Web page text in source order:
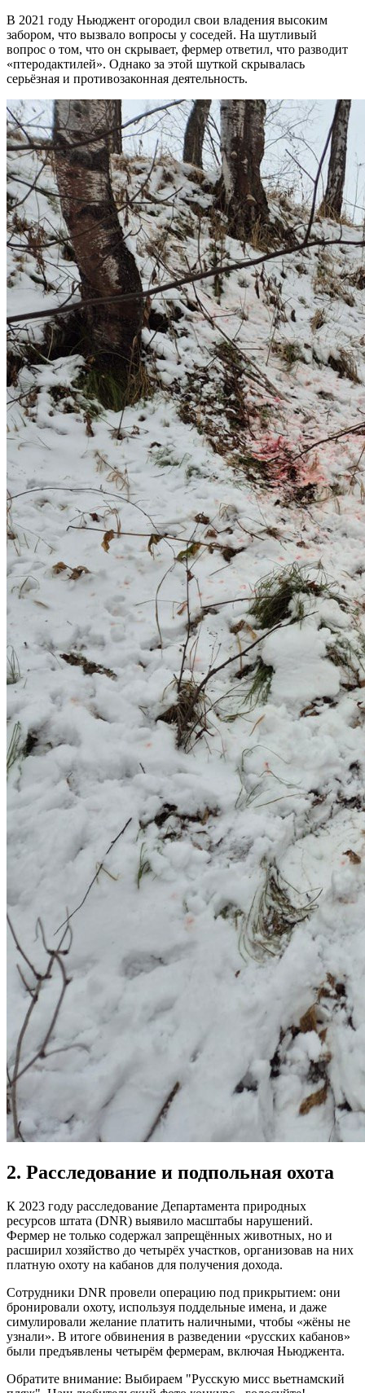
В 2021 году Ньюджент огородил свои владения высоким
забором, что вызвало вопросы у соседей. На шутливый
вопрос о том, что он скрывает, фермер ответил, что разводит
«птеродактилей». Однако за этой шуткой скрывалась
серьёзная и противозаконная деятельность.
2. Расследование и подпольная охота
К 2023 году расследование Департамента природных
ресурсов штата (DNR) выявило масштабы нарушений.
Фермер не только содержал запрещённых животных, но и
расширил хозяйство до четырёх участков, организовав на них
платную охоту на кабанов для получения дохода.
Сотрудники DNR провели операцию под прикрытием: они
бронировали охоту, используя поддельные имена, и даже
симулировали желание платить наличными, чтобы «жёны не
узнали». В итоге обвинения в разведении «русских кабанов»
были предъявлены четырём фермерам, включая Ньюджента.
Обратите внимание: Выбираем "Русскую мисс вьетнамский